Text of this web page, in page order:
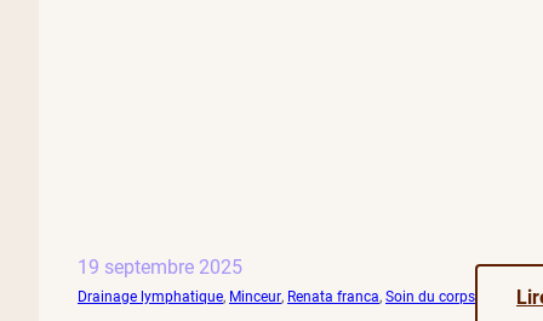
19 septembre 2025
Drainage lymphatique, Minceur, Renata franca, Soin du corps